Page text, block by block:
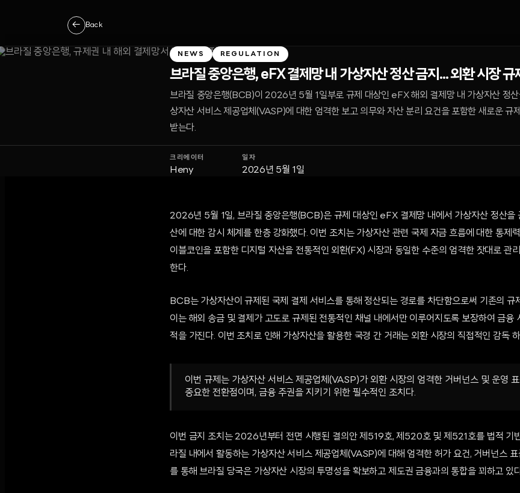
← Back
NEWS REGULATION
브라질 중앙은행, eFX 결제망 내 가상자산 정산 금지... 외환 시장 규
브라질 중앙은행(BCB)이 2026년 5월 1일부로 규제 대상인 eFX 해외 결제망 내 가상자산 정산
상자산 서비스 제공업체(VASP)에 대한 엄격한 보고 의무와 자산 분리 요건을 포함한 새로운 규
받는다.
크리에이터
Heny
일자
2026년 5월 1일
2026년 5월 1일, 브라질 중앙은행(BCB)은 규제 대상인 eFX 결제망 내에서 가상자산 정산을
산에 대한 감시 체계를 한층 강화했다. 이번 조치는 가상자산 관련 국제 자금 흐름에 대한 통제
이블코인을 포함한 디지털 자산을 전통적인 외환(FX) 시장과 동일한 수준의 엄격한 잣대로 관
한다.
BCB는 가상자산이 규제된 국제 결제 서비스를 통해 정산되는 경로를 차단함으로써 기존의 규
이는 해외 송금 및 결제가 고도로 규제된 전통적인 채널 내에서만 이루어지도록 보장하여 금융
적을 가진다. 이번 조치로 인해 가상자산을 활용한 국경 간 거래는 외환 시장의 직접적인 감독
이번 규제는 가상자산 서비스 제공업체(VASP)가 외환 시장의 엄격한 거버넌스 및 운영
중요한 전환점이며, 금융 주권을 지키기 위한 필수적인 조치다.
이번 금지 조치는 2026년부터 전면 시행된 결의안 제519호, 제520호 및 제521호를 법적 기
라질 내에서 활동하는 가상자산 서비스 제공업체(VASP)에 대해 엄격한 허가 요건, 거버넌스 표
를 통해 브라질 당국은 가상자산 시장의 투명성을 확보하고 제도권 금융과의 통합을 꾀하고 있